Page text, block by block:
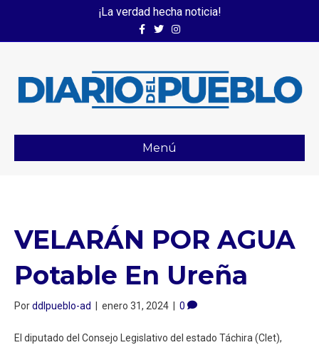
¡La verdad hecha noticia!
FacebookTwitterInstagram
Menú
VELARÁN POR AGUA
Potable En Ureña
Porddlpueblo-ad | enero 31, 2024 | 0
El diputado del Consejo Legislativo del estado Táchira (Clet),